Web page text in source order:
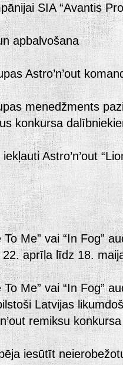
SIA “Avantis
apbalvošana
Astro’n’out
menedžments
konkursa
Astro’n’out
Me” vai “In Fog”
aprīļa līdz 18.
Me” vai “In Fog”
Latvijas
remiksu
iesūtīt